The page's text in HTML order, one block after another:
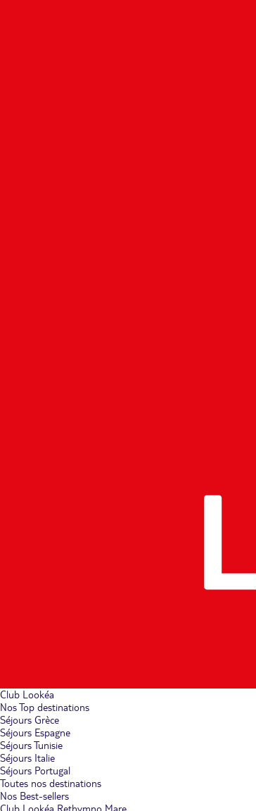
Club Lookéa
Nos Top destinations
Séjours Grèce
Séjours Espagne
Séjours Tunisie
Séjours Italie
Séjours Portugal
Toutes nos destinations
Nos Best-sellers